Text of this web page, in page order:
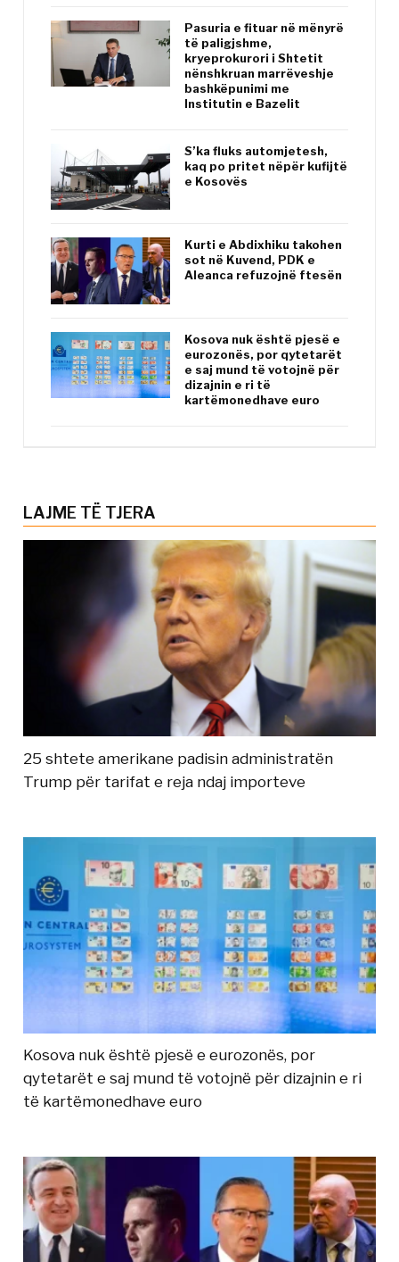
Pasuria e fituar në mënyrë
të paligjshme,
kryeprokurori i Shtetit
nënshkruan marrëveshje
bashkëpunimi me
Institutin e Bazelit
S’ka fluks automjetesh,
kaq po pritet nëpër kufijtë
e Kosovës
Kurti e Abdixhiku takohen
sot në Kuvend, PDK e
Aleanca refuzojnë ftesën
Kosova nuk është pjesë e
eurozonës, por qytetarët
e saj mund të votojnë për
dizajnin e ri të
kartëmonedhave euro
LAJME TË TJERA
25 shtete amerikane padisin administratën
Trump për tarifat e reja ndaj importeve
Kosova nuk është pjesë e eurozonës, por
qytetarët e saj mund të votojnë për dizajnin e ri
të kartëmonedhave euro